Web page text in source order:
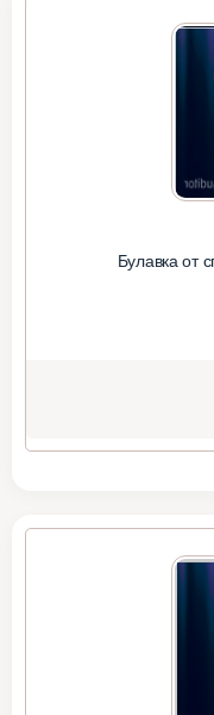
Булавка от